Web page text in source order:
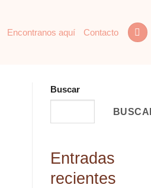
Encontranos aquí Contacto
Buscar
Entradas
recientes